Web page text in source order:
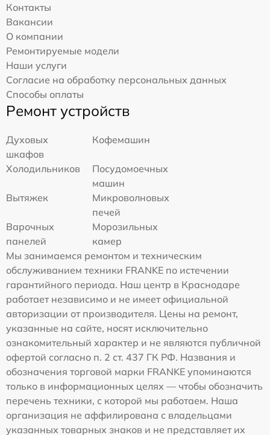
Контакты
Вакансии
О компании
Ремонтируемые модели
Наши услуги
Согласие на обработку персональных данных
Способы оплаты
Ремонт устройств
Духовых
шкафов
Кофемашин
Холодильников
Посудомоечных
машин
Вытяжек
Микроволновых
печей
Варочных
панелей
Морозильных
камер
Мы занимаемся ремонтом и техническим
обслуживанием техники FRANKE по истечении
гарантийного периода. Наш центр в Краснодаре
работает независимо и не имеет официальной
авторизации от производителя. Цены на ремонт,
указанные на сайте, носят исключительно
ознакомительный характер и не являются публичной
офертой согласно п. 2 ст. 437 ГК РФ. Названия и
обозначения торговой марки FRANKE упоминаются
только в информационных целях — чтобы обозначить
перечень техники, с которой мы работаем. Наша
организация не аффилирована с владельцами
указанных товарных знаков и не представляет их